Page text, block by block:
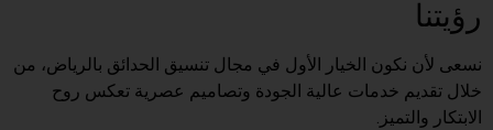
رؤيتنا
نسعى لأن نكون الخيار الأول في مجال تنسيق الحدائق بالرياض، من
خلال تقديم خدمات عالية الجودة وتصاميم عصرية تعكس روح
الابتكار والتميز.